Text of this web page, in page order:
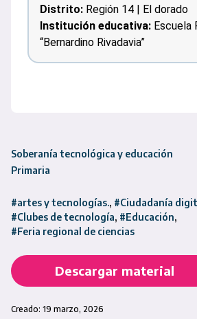
Distrito: Región 14 | El dorado
Institución educativa: Escuela
“Bernardino Rivadavia”
Soberanía tecnológica y educación
Primaria
#artes y tecnologías. #Ciudadanía
#Clubes de tecnología #Educación
#Feria regional de ciencias
Descargar material
Creado: 19 marzo, 2026